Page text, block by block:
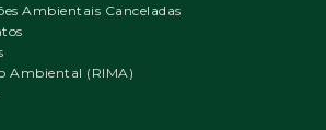
Ambientais Canceladas
Ambiental (RIMA)